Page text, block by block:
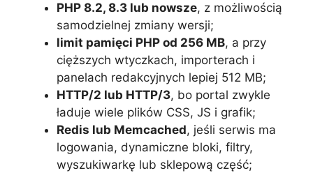
PHP 8.2, 8.3 lub nowsze, z możliwością
samodzielnej zmiany wersji;
limit pamięci PHP od 256 MB, a przy
cięższych wtyczkach, importerach i
panelach redakcyjnych lepiej 512 MB;
HTTP/2 lub HTTP/3, bo portal zwykle
ładuje wiele plików CSS, JS i grafik;
Redis lub Memcached, jeśli serwis ma
logowania, dynamiczne bloki, filtry,
wyszukiwarkę lub sklepową część;